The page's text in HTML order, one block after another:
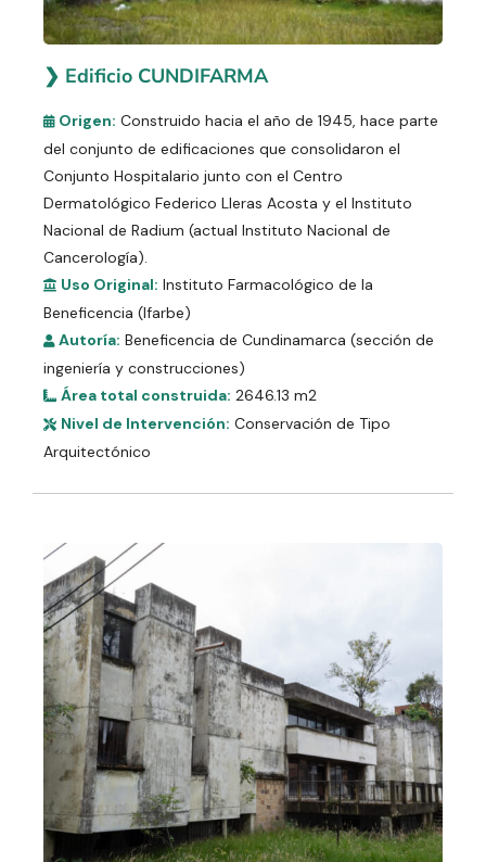
❯ Edificio CUNDIFARMA
Origen: Construido hacia el año de 1945, hace parte
del conjunto de edificaciones que consolidaron el
Conjunto Hospitalario junto con el Centro
Dermatológico Federico Lleras Acosta y el Instituto
Nacional de Radium (actual Instituto Nacional de
Cancerología).
Uso Original: Instituto Farmacológico de la
Beneficencia (Ifarbe)
Autoría: Beneficencia de Cundinamarca (sección de
ingeniería y construcciones)
Área total construida: 2646.13 m2
Nivel de Intervención: Conservación de Tipo
Arquitectónico